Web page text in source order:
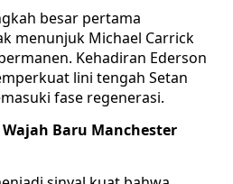
besar pertama
menunjuk Michael Carrick
Kehadiran Ederson
lini tengah Setan
fase regenerasi.
Baru Manchester